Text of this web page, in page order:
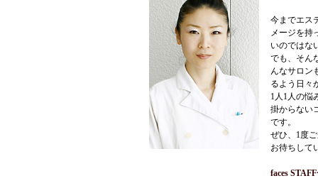
今までエス
メージを持
いのではな
でも、そん
んなサロン
るよう日々
1人1人の悩
掛からない
です。
ぜひ、1度
お待ちして
faces